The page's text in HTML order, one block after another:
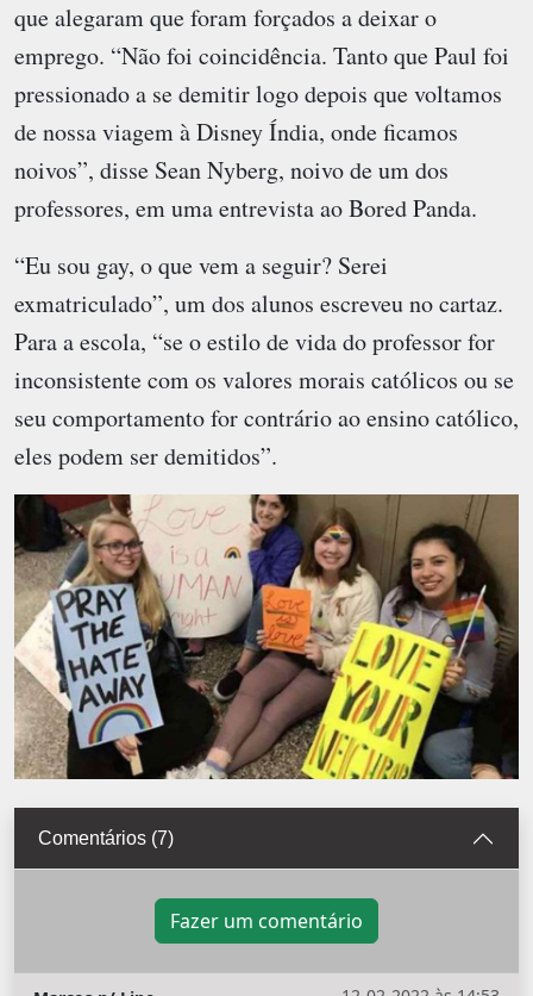
que alegaram que foram forçados a deixar o
emprego. “Não foi coincidência. Tanto que Paul foi
pressionado a se demitir logo depois que voltamos
de nossa viagem à Disney Índia, onde ficamos
noivos”, disse Sean Nyberg, noivo de um dos
professores, em uma entrevista ao Bored Panda.
“Eu sou gay, o que vem a seguir? Serei
exmatriculado”, um dos alunos escreveu no cartaz.
Para a escola, “se o estilo de vida do professor for
inconsistente com os valores morais católicos ou se
seu comportamento for contrário ao ensino católico,
eles podem ser demitidos”.
Comentários (7)
Fazer um comentário